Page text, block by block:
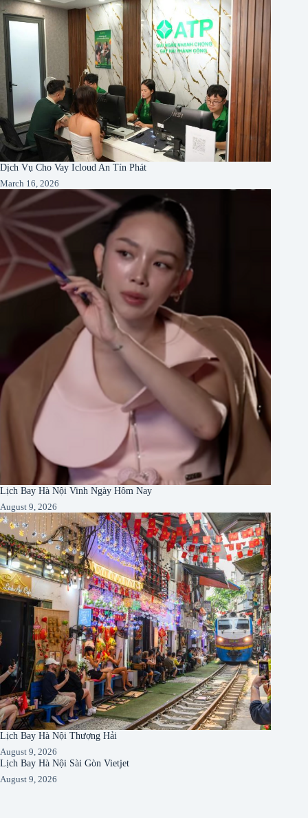
Dịch Vụ Cho Vay Icloud An Tín Phát
March 16, 2026
Lịch Bay Hà Nội Vinh Ngày Hôm Nay
August 9, 2026
Lịch Bay Hà Nội Thượng Hải
August 9, 2026
Lịch Bay Hà Nội Sài Gòn Vietjet
August 9, 2026